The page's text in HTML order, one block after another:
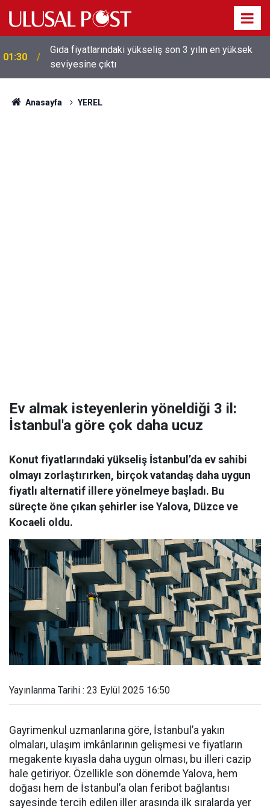
01:26
Galatasaray'dan sekiz kişi hakkında savcılığa suç
duyurusu
Anasayfa YEREL
Ev almak isteyenlerin yöneldiği 3 il:
İstanbul'a göre çok daha ucuz
Konut fiyatlarındaki yükseliş İstanbul’da ev sahibi
olmayı zorlaştırırken, birçok vatandaş daha uygun
fiyatlı alternatif illere yönelmeye başladı. Bu
süreçte öne çıkan şehirler ise Yalova, Düzce ve
Kocaeli oldu.
Yayınlanma Tarihi : 23 Eylül 2025 16:50
Gayrimenkul uzmanlarına göre, İstanbul’a yakın
olmaları, ulaşım imkânlarının gelişmesi ve fiyatların
megakente kıyasla daha uygun olması, bu illeri cazip
hale getiriyor. Özellikle son dönemde Yalova, hem
doğası hem de İstanbul’a olan feribot bağlantısı
sayesinde tercih edilen iller arasında ilk sıralarda yer